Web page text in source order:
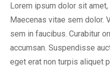
Lorem ipsum dolor sit
Maecenas vitae sem dolor.
sem in faucibus. Curabitur
accumsan. Suspendisse
eget erat non turpis aliquet